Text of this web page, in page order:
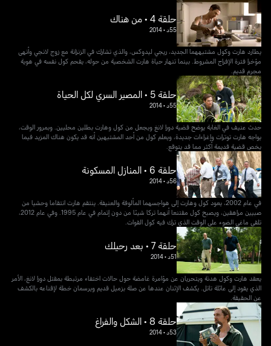
حلقة 4 • من هناك
55د •
2014
يطارد هارت وكول مشتبههما الجديد، ريجي ليدوكس، والذي تشارك في الزنزانة مع زوج لانجي وأنهى
مؤخرا فترة الإفراج المشروط. بينما تنهار حياة هارت الشخصية من حوله، يقحم كول نفسه في هوية
مجرم قديم.
حلقة 5 • المصير السري لكل الحياة
55د •
2014
حدث عنيف في الغابة يوضح قضية دورا لانغ ويجعل من كول وهارت بطلين محليين. وبمرور الوقت،
يواجه هارت توترات وإغراءات جديدة، ويعلم كول من أحد المشتبهين أنه قد يكون هناك المزيد فيما
يخص قضية قديمة أكثر مما قد يتوقع.
حلقة 6 • المنازل المسكونة
56د •
2014
في عام 2002، يعود كول وهارت إلى هواجسهما المألوفة والعنيفة. ينتقم هارت انتقاما وحشيا من
صبيين مراهقين، ويصبح كول مقتنعا أنهما تركا شيئا من دون إتمام في عام 1995. وفي عام 2012،
تلقي ماغي الضوء على الوقت الذي ترك فيه كول القوات.
حلقة 7 • بعد رحيلك
51د •
2014
يعقد هارت وكول هدنة ويتحريان عن مؤامرة غامضة حول حالات اختفاء مرتبطة بمقتل دورا لانغ، الأمر
الذي يقود إلى عائلة تاتل. يكشف الإثنان عندها عن صلة بزميل قديم ويرسمان خطة لإقناعه بالكشف
عن الحقيقة.
حلقة 8 • الشكل والفراغ
53د •
2014